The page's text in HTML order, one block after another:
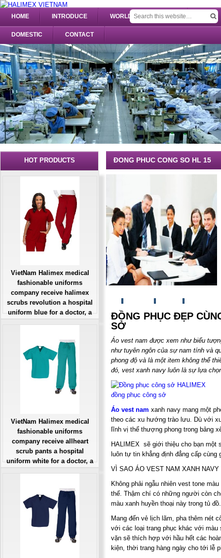
HOME INTRODUCE WORLDWIDE UNIFORM
DOMESTIC CONTACT
ĐONG PHUC CONG SO HL 15
ĐỒNG PHỤC ĐẸP
SỞ
Áo vest nam được xem như biểu
như tuyên ngôn của sự nam tính và
phong độ và là một item không thể
đó, vest xanh navy luôn là sự lựa
đồng phục công sở
Áo vest nam xanh navy mang một
theo các xu hướng trào lưu. Dù với
lĩnh vị thế thượng phong trong bảng
HALIMEX sẽ giới thiệu cho bạn một
luôn tự tin khẳng định đẳng cấp cùng
VÌ SAO ÁO VEST NAM XANH
Không phải ngẫu nhiên vest tone
thế. Thậm chí có những người còn
màu xanh huyền thoại này trong tủ đồ.
Mang đến vẻ lịch lãm, pha thêm nét
với các loại trang phục khác với
vặn sẽ thích hợp với hầu hết các
kiện, thời trang hàng ngày cho tới lễ
HOT PRODUCTS
VietNam Halimex medical
fashionable uniforms
company receive halimex
scrubs revolution a hospital
uniform blue for a doctor, a
Giá: Liên Hệ
Đặt hàng
VietNam Halimex medical
fashionable uniforms
company receive allheart
scrub pants a hospital
uniform white for a doctor, a
Giá: Liên Hệ
Đặt hàng